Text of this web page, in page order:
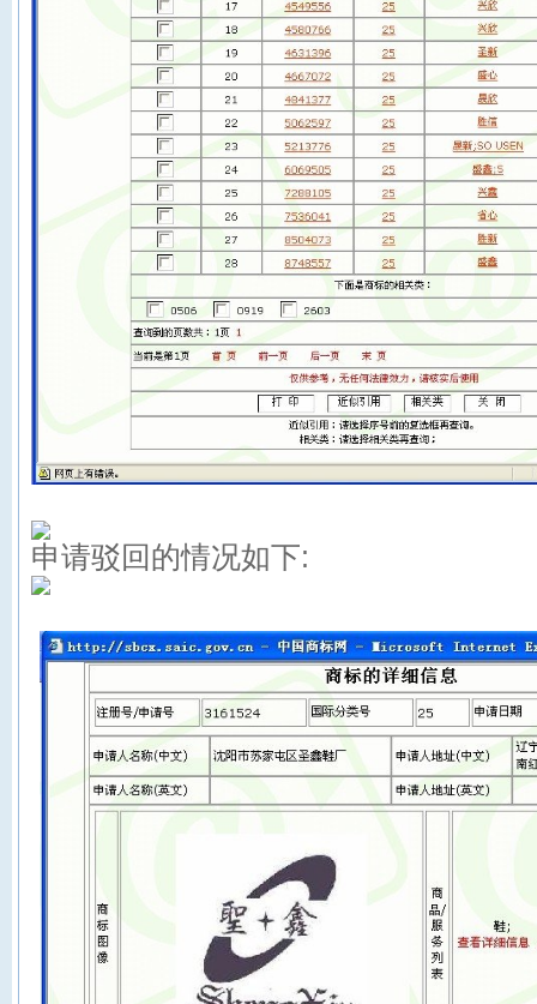
申请驳回的情况如下: